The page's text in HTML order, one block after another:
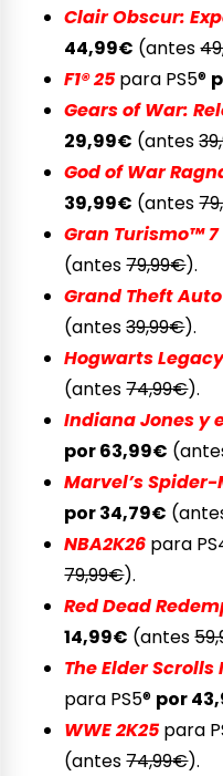
Clair Obscur:
44,99€ (antes
F1® 25 para PS5®
Gears of War:
29,99€ (antes
God of War
39,99€ (antes
Gran Turismo™ 7
(antes79,99€).
Grand Theft
(antes39,99€).
Hogwarts
(antes74,99€).
Indiana Jones y
por 63,99€
Marvel’s
por 34,79€
NBA2K26 para
79,99€).
Red Dead
14,99€ (antes
The Elder
para PS5® por
WWE 2K25 para
(antes74,99€).